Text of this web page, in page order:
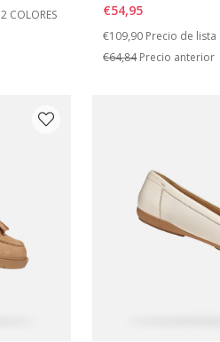
2 COLORES
€54,95
Price reduced from
€109,90 to
Precio de lista
€64,84Precio anterior